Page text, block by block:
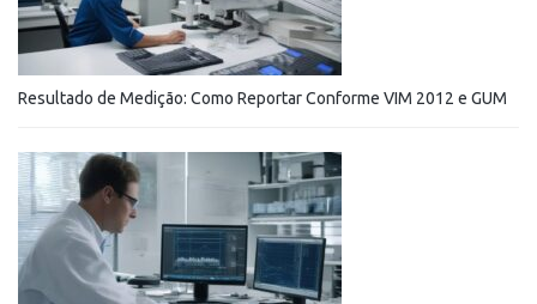
Resultado de Medição: Como Reportar Conforme VIM 2012 e GUM